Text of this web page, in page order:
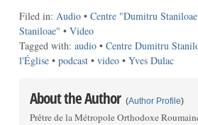
Filed in: Audio• Centre "Dumitru
Staniloae" • Video
Tagged with: audio• Centre Dumitru
l'Église• podcast• video• Yves Dulac
About the Author (Author Profile)
Prêtre de la Métropole Orthodoxe